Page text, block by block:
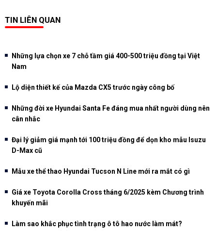
TIN LIÊN QUAN
Những lựa chọn xe 7 chỗ tầm giá 400-500 triệu đồng tại Việt
Nam
Lộ diện thiết kế của Mazda CX5 trước ngày công bố
Những đời xe Hyundai Santa Fe đáng mua nhất người dùng nên
cân nhắc
Đại lý giảm giá mạnh tới 100 triệu đồng để dọn kho mẫu Isuzu
D-Max cũ
Mẫu xe thể thao Hyundai Tucson N Line mới ra mắt có gì
Giá xe Toyota Corolla Cross tháng 6/2025 kèm Chương trình
khuyến mãi
Làm sao khắc phục tình trạng ô tô hao nước làm mát?